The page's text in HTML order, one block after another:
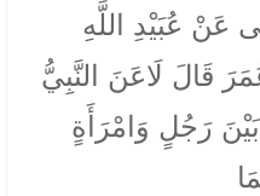
عَنْ عُبَيْدِ اللَّهِ
قَالَ لَاعَنَ النَّبِيُّ
رَجُلٍ وَامْرَأَةٍ